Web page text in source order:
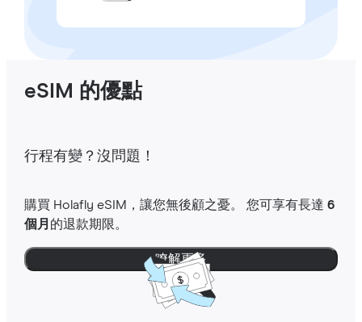
eSIM 的優點
行程有變？沒問題！
購買 Holafly eSIM，讓您無後顧之憂。 您可享有長達 6
個月 的退款期限。
瞭解更多